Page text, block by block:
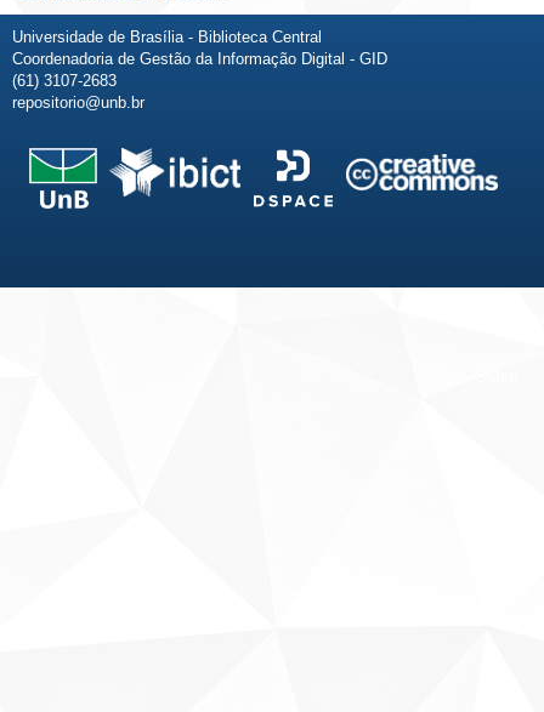
Universidade de Brasília - Biblioteca Central
Coordenadoria de Gestão da Informação Digital - GID
(61) 3107-2683
repositorio@unb.br